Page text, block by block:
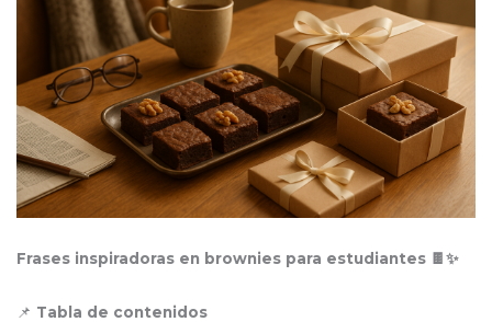
Frases inspiradoras en brownies para estudiantes 🍫✨
📌 Tabla de contenidos